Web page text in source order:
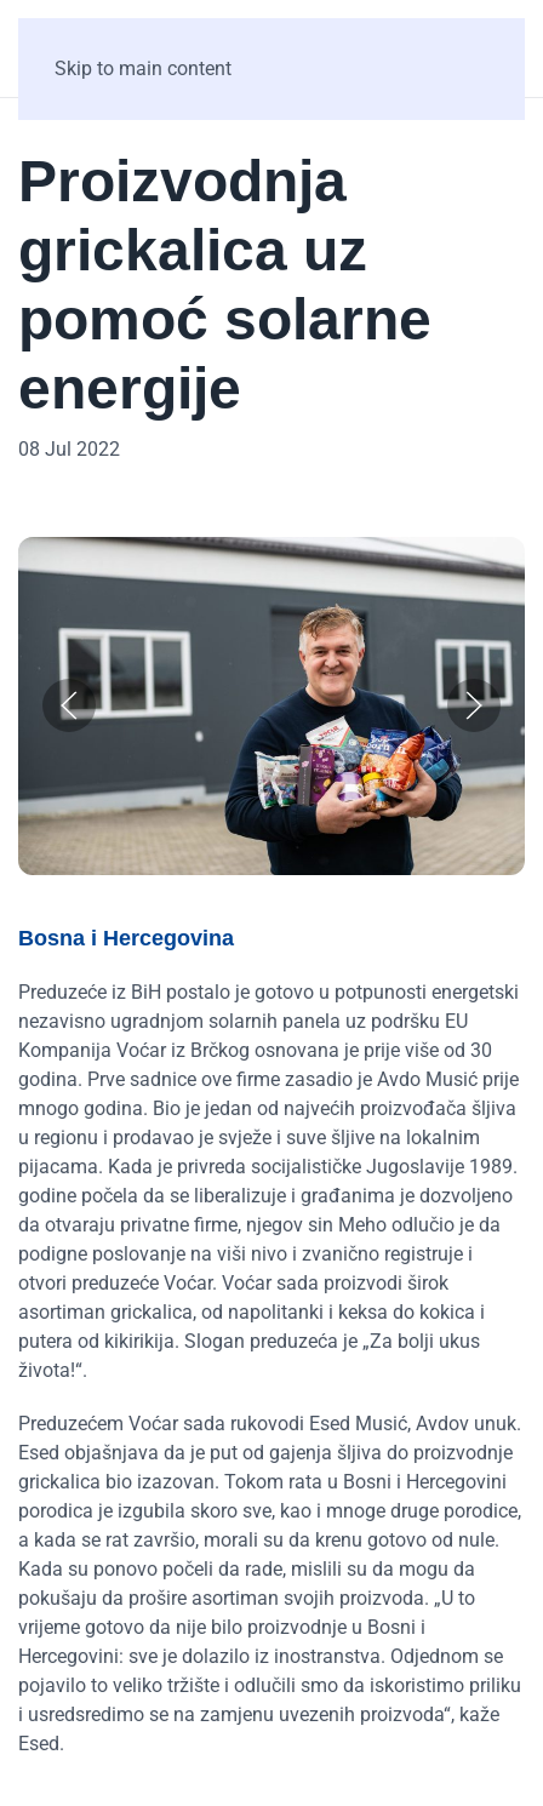
Skip to main content
Proizvodnja
grickalica uz
pomoć solarne
energije
08 Jul 2022
Bosna i Hercegovina
Preduzeće iz BiH postalo je gotovo u potpunosti energetski
nezavisno ugradnjom solarnih panela uz podršku EU
Kompanija Voćar iz Brčkog osnovana je prije više od 30
godina. Prve sadnice ove firme zasadio je Avdo Musić prije
mnogo godina. Bio je jedan od najvećih proizvođača šljiva
u regionu i prodavao je svježe i suve šljive na lokalnim
pijacama. Kada je privreda socijalističke Jugoslavije 1989.
godine počela da se liberalizuje i građanima je dozvoljeno
da otvaraju privatne firme, njegov sin Meho odlučio je da
podigne poslovanje na viši nivo i zvanično registruje i
otvori preduzeće Voćar. Voćar sada proizvodi širok
asortiman grickalica, od napolitanki i keksa do kokica i
putera od kikirikija. Slogan preduzeća je „Za bolji ukus
života!“.
Preduzećem Voćar sada rukovodi Esed Musić, Avdov unuk.
Esed objašnjava da je put od gajenja šljiva do proizvodnje
grickalica bio izazovan. Tokom rata u Bosni i Hercegovini
porodica je izgubila skoro sve, kao i mnoge druge porodice,
a kada se rat završio, morali su da krenu gotovo od nule.
Kada su ponovo počeli da rade, mislili su da mogu da
pokušaju da prošire asortiman svojih proizvoda. „U to
vrijeme gotovo da nije bilo proizvodnje u Bosni i
Hercegovini: sve je dolazilo iz inostranstva. Odjednom se
pojavilo to veliko tržište i odlučili smo da iskoristimo priliku
i usredsredimo se na zamjenu uvezenih proizvoda“, kaže
Esed.